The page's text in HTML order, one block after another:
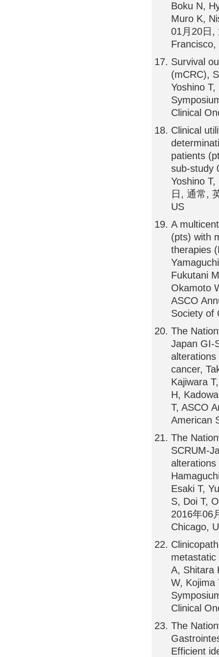
Boku N,
Muro K,
01月20日,
Francisco,
Survival
(mCRC),
Yoshino
Clinical
Clinical
patients
sub-study
Yoshino
日, 通常,
US
A
(pts) with
therapies
Fukutani
Okamoto
ASCO
Society of
The
Japan GI-
alterations
cancer,
Kajiwara
H,
T, ASCO
American
The
SCRUM-
alterations
Esaki T,
S, Doi T,
2016年06
Chicago,
metastatic
A, Shitara
W, Kojima
Clinical
The
Efficient